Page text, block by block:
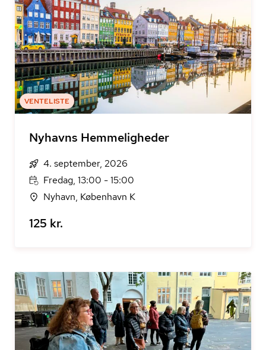
VENTELISTE
Nyhavns Hemmeligheder
4. september, 2026
Fredag, 13:00 - 15:00
Nyhavn, København K
125 kr.